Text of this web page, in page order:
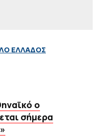
ΕΛΛΑΔΟΣ
ο
σήμερα